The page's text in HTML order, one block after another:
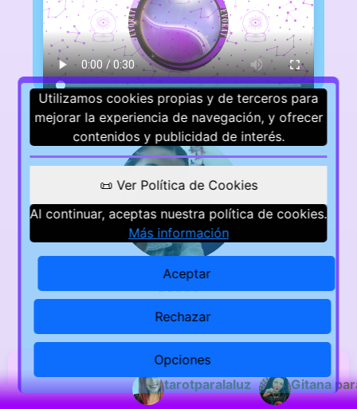
⭐ ⭐ ⭐ ⭐ ⭐
Yalorde
Valoraciones
tarotparalaluz
Gitana
Utilizamos cookies propias y de terceros para
mejorar la experiencia de navegación, y ofrecer
contenidos y publicidad de interés.
📜 Ver Política de Cookies
Al continuar, aceptas nuestra política de cookies.
Más información
Aceptar
Rechazar
Opciones